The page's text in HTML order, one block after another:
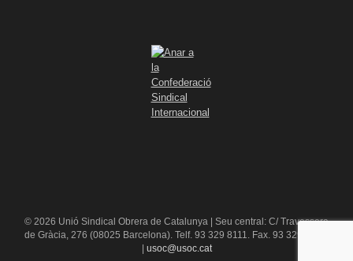
© 2026 Unió Sindical Obrera de Catalunya | Seu central: C/ Travessera
de Gràcia, 276 (08025 Barcelona). Telf. 93 329 8111. Fax. 93 329 84 16
usoc@usoc.cat